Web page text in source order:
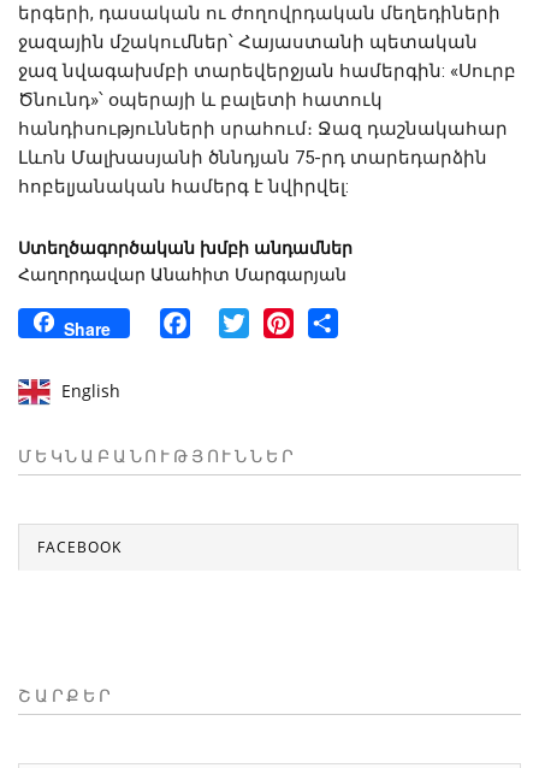
երգերի, դասական ու ժողովրդական մեղեդիների
ջազային մշակումներ՝ Հայաստանի պետական
ջազ նվագախմբի տարեվերջյան համերգին: «Սուրբ
Ծնունդ»՝ օպերայի և բալետի հատուկ
հանդիսությունների սրահում։ Ջազ դաշնակահար
Լևոն Մալխասյանի ծննդյան 75-րդ տարեդարձին
հոբելյանական համերգ է նվիրվել:
Ստեղծագործական խմբի անդամներ
Հաղորդավար Անահիտ Մարգարյան
Share FacebookTwitter Pinterest
English
ՄԵԿՆԱԲԱՆՈՒԹՅՈՒՆՆԵՐ
FACEBOOK
ՇԱՐՔԵՐ